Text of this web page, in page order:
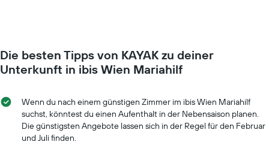
durchschnittlichen
Zimmerpreis
anzeigt.
näher
das
Das
Diagramm
hat
Die besten Tipps von KAYAK zu deiner
Unterkunft in ibis Wien Mariahilf
Wenn du nach einem günstigen Zimmer im ibis Wien Mariahilf
suchst, könntest du einen Aufenthalt in der Nebensaison planen.
Die günstigsten Angebote lassen sich in der Regel für den Februar
und Juli finden.